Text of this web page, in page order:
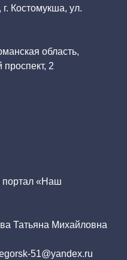
Костомукша, ул.
область,
проспект, 2
портал «Наш
Татьяна Михайловна
51@yandex.ru